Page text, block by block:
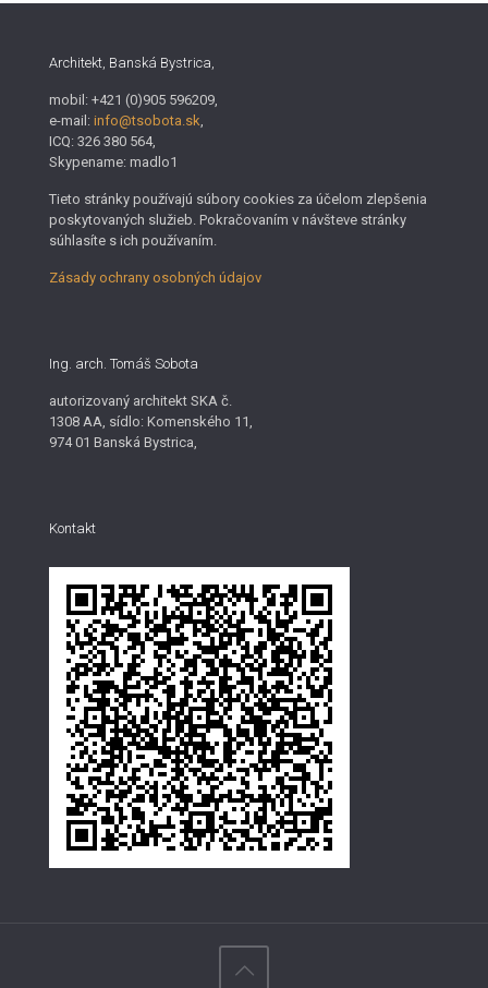
Architekt, Banská Bystrica,
mobil: +421 (0)905 596209,
e-mail: info@tsobota.sk,
ICQ: 326 380 564,
Skypename: madlo1
Tieto stránky používajú súbory cookies za účelom zlepšenia
poskytovaných služieb. Pokračovaním v návšteve stránky
súhlasíte s ich používaním.
Zásady ochrany osobných údajov
Ing. arch. Tomáš Sobota
autorizovaný architekt SKA č.
1308 AA, sídlo: Komenského 11,
974 01 Banská Bystrica,
Kontakt